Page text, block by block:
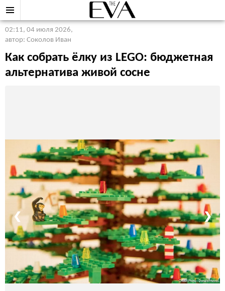
02:11, 04 июля 2026,
автор: Соколов Иван
Как собрать ёлку из LEGO: бюджетная
альтернатива живой сосне
❮ ❯